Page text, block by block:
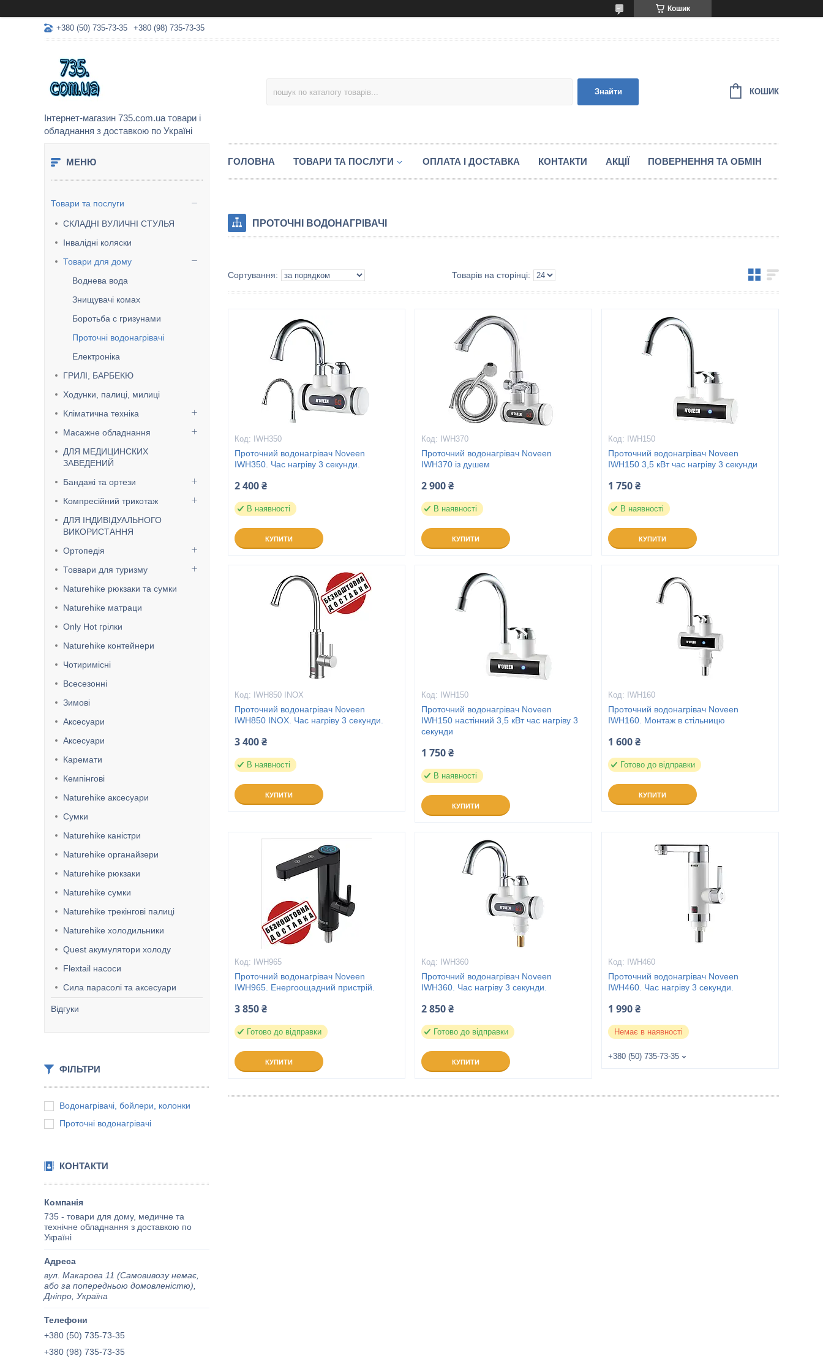
Кошик
+380 (50) 735-73-35 +380 (98) 735-73-35
Інтернет-магазин 735.com.ua товари і
обладнання з доставкою по Україні
Знайти КОШИК
Товари та послуги
СКЛАДНІ ВУЛИЧНІ СТУЛЬЯ
Інвалідні коляски
Товари для дому
Воднева вода
Знищувачі комах
Боротьба с гризунами
Проточні водонагрівачі
Електроніка
ГРИЛІ, БАРБЕКЮ
Ходунки, палиці, милиці
Кліматична техніка
Масажне обладнання
ДЛЯ МЕДИЦИНСКИХ
ЗАВЕДЕНИЙ
Бандажі та ортези
Компресійний трикотаж
ДЛЯ ІНДИВІДУАЛЬНОГО
ВИКОРИСТАННЯ
Ортопедія
Товвари для туризму
Naturehike рюкзаки та сумки
Naturehike матраци
Only Hot грілки
Naturehike контейнери
Чотиримісні
Всесезонні
Зимові
Аксесуари
Аксесуари
Каремати
Кемпінгові
Naturehike аксесуари
Сумки
Naturehike каністри
Naturehike органайзери
Naturehike рюкзаки
Naturehike сумки
Naturehike трекінгові палиці
Naturehike холодильники
Quest акумулятори холоду
Flextail насоси
Сила парасолі та аксесуари
Відгуки
ФІЛЬТРИ
Водонагрівачі, бойлери, колонки
Проточні водонагрівачі
КОНТАКТИ
735 - товари для дому, медичне та
технічне обладнання з доставкою по
Україні
вул. Макарова 11 (Самовивозу немає,
або за попередньою домовленістю),
Дніпро, Україна
+380 (50) 735-73-35
+380 (98) 735-73-35
ГОЛОВНА ТОВАРИ ТА ПОСЛУГИ ОПЛАТА І ДОСТАВКА КОНТАКТИ АКЦІЇ ПОВЕРНЕННЯ ТА ОБМІН
ПРОТОЧНІ ВОДОНАГРІВАЧІ
IWH350
Проточний водонагрівач Noveen
IWH350. Час нагріву 3 секунди.
2 400 ₴
В наявності
КУПИТИ
IWH370
Проточний водонагрівач Noveen
IWH370 із душем
2 900 ₴
В наявності
КУПИТИ
IWH150
Проточний водонагрівач Noveen
IWH150 3,5 кВт час нагріву 3 секунди
1 750 ₴
В наявності
КУПИТИ
IWH850 INOX
Проточний водонагрівач Noveen
IWH850 INOX. Час нагріву 3 секунди.
3 400 ₴
В наявності
КУПИТИ
IWH150
Проточний водонагрівач Noveen
IWH150 настінний 3,5 кВт час нагріву 3
секунди
1 750 ₴
В наявності
КУПИТИ
IWH160
Проточний водонагрівач Noveen
IWH160. Монтаж в стільницю
1 600 ₴
Готово до відправки
КУПИТИ
IWH965
Проточний водонагрівач Noveen
IWH965. Енергоощадний пристрій.
3 850 ₴
Готово до відправки
КУПИТИ
IWH360
Проточний водонагрівач Noveen
IWH360. Час нагріву 3 секунди.
2 850 ₴
Готово до відправки
КУПИТИ
IWH460
Проточний водонагрівач Noveen
IWH460. Час нагріву 3 секунди.
1 990 ₴
Немає в наявності
+380 (50) 735-73-35